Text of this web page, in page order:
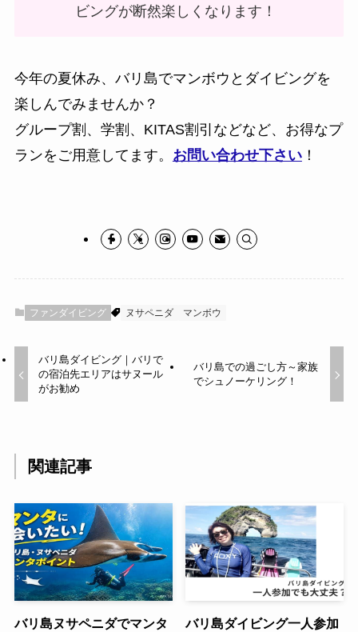
ビングが断然楽しくなります！
今年の夏休み、バリ島でマンボウとダイビングを
楽しんでみませんか？
グループ割、学割、KITAS割引などなど、お得なプ
ランをご用意してます。 お問い合わせ下さい！
ファンダイビング ヌサペニダ マンボウ
バリ島ダイビング｜バリで
の宿泊先エリアはサヌール
がお勧め
バリ島での過ごし方～家族
でシュノーケリング！
関連記事
バリ島ヌサペニダでマンタ
バリ島ダイビング一人参加